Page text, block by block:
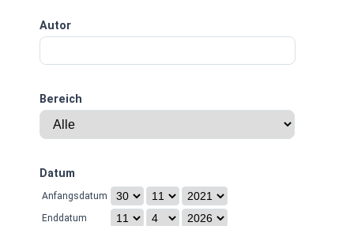
Autor
Bereich
Datum
Anfangsdatum
Enddatum